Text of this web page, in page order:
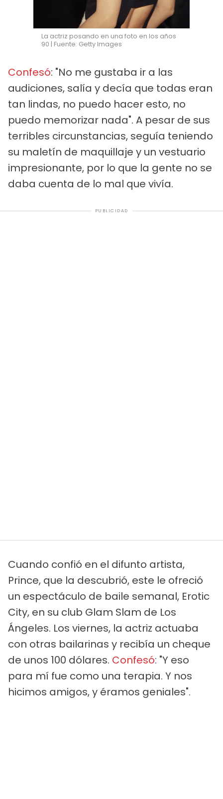
La actriz posando en una foto en los años
90 | Fuente: Getty Images
Confesó: "No me gustaba ir a las
audiciones, salía y decía que todas eran
tan lindas, no puedo hacer esto, no
puedo memorizar nada". A pesar de sus
terribles circunstancias, seguía teniendo
su maletín de maquillaje y un vestuario
impresionante, por lo que la gente no se
daba cuenta de lo mal que vivía.
PUBLICIDAD
Cuando confió en el difunto artista,
Prince, que la descubrió, este le ofreció
un espectáculo de baile semanal, Erotic
City, en su club Glam Slam de Los
Ángeles. Los viernes, la actriz actuaba
con otras bailarinas y recibía un cheque
de unos 100 dólares. Confesó: "Y eso
para mí fue como una terapia. Y nos
hicimos amigos, y éramos geniales".